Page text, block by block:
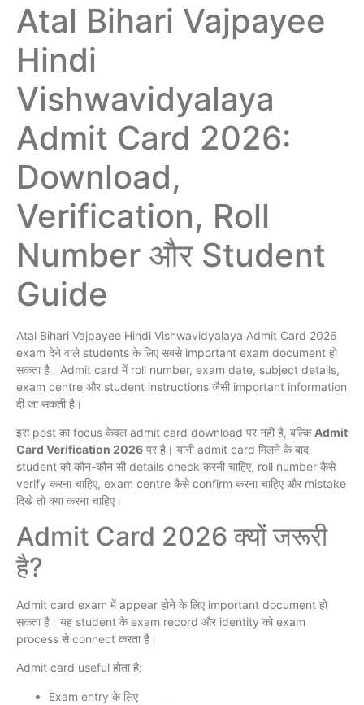
Atal Bihari Vajpayee
Hindi
Vishwavidyalaya
Admit Card 2026:
Download,
Verification, Roll
Number और Student
Guide
Atal Bihari Vajpayee Hindi Vishwavidyalaya Admit Card 2026
exam देने वाले students के लिए सबसे important exam document हो
सकता है। Admit card में roll number, exam date, subject details,
exam centre और student instructions जैसी important information
दी जा सकती है।
इस post का focus केवल admit card download पर नहीं है, बल्किAdmit
Card Verification 2026 पर है। यानी admit card मिलने के बाद
student को कौन-कौन सी details check करनी चाहिए, roll number कैसे
verify करना चाहिए, exam centre कैसे confirm करना चाहिए और mistake
दिखे तो क्या करना चाहिए।
Admit Card 2026 क्यों जरूरी
है?
Admit card exam में appear होने के लिए important document हो
सकता है। यह student के exam record और identity को exam
process से connect करता है।
Admit card useful होता है:
Exam entry के लिए